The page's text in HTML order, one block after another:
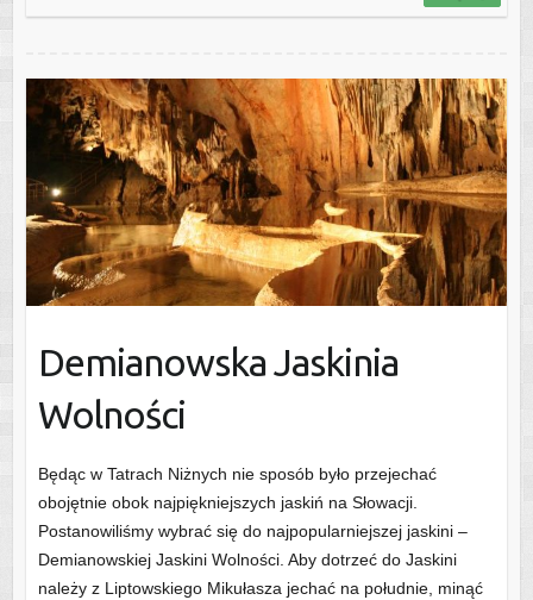
Demianowska Jaskinia
Wolności
Będąc w Tatrach Niżnych nie sposób było przejechać
obojętnie obok najpiękniejszych jaskiń na Słowacji.
Postanowiliśmy wybrać się do najpopularniejszej jaskini –
Demianowskiej Jaskini Wolności. Aby dotrzeć do Jaskini
należy z Liptowskiego Mikułasza jechać na południe, minąć